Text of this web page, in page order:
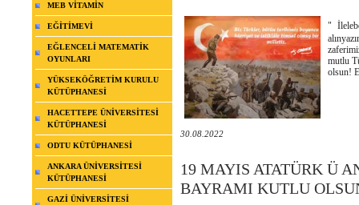
MEB VİTAMİN
EĞİTİMEVİ
EĞLENCELİ MATEMATİK
OYUNLARI
YÜKSEKÖĞRETİM KURULU
KÜTÜPHANESİ
HACETTEPE ÜNİVERSİTESİ
KÜTÜPHANESİ
ODTU KÜTÜPHANESİ
ANKARA ÜNİVERSİTESİ
KÜTÜPHANESİ
GAZİ ÜNİVERSİTESİ
"
mutlu
olsun!
30.08.2022
19 MAYIS ATATÜRK Ü
BAYRAMI KUTLU